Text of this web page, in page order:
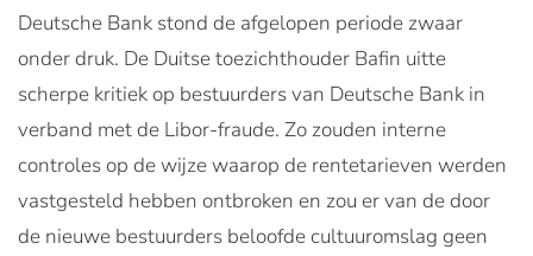
Deutsche Bank stond de afgelopen periode zwaar
onder druk. De Duitse toezichthouder Bafin uitte
scherpe kritiek op bestuurders van Deutsche Bank in
verband met de Libor-fraude. Zo zouden interne
controles op de wijze waarop de rentetarieven werden
vastgesteld hebben ontbroken en zou er van de door
de nieuwe bestuurders beloofde cultuuromslag geen